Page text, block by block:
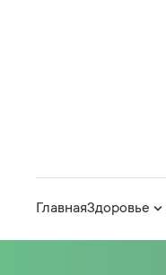
ГлавнаяЗдоровье